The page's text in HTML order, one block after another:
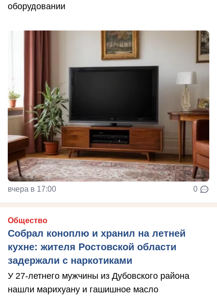
оборудовании
вчера в 17:00 0
Общество
Собрал коноплю и хранил на летней
кухне: жителя Ростовской области
задержали с наркотиками
У 27-летнего мужчины из Дубовского района
нашли марихуану и гашишное масло